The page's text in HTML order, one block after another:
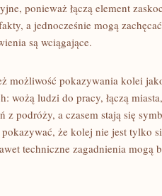
ponieważ łączą element
a jednocześnie mogą
są wciągające.
możliwość pokazywania kolei
wożą ludzi do pracy, łączą
z podróży, a czasem stają się
że kolej nie jest tylko
techniczne zagadnienia mogą